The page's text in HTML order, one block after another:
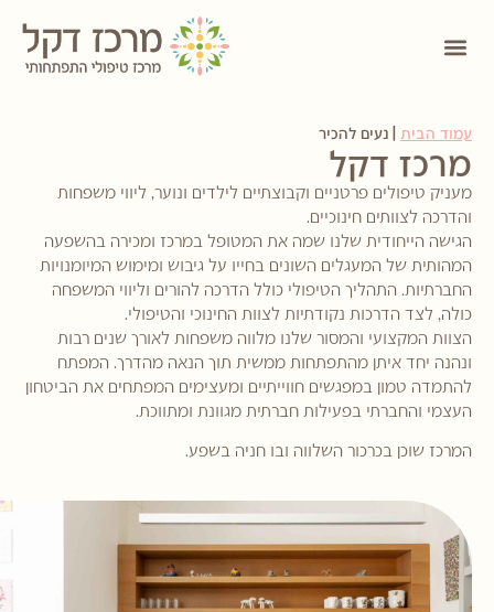
עמוד הבית נעים להכיר
מרכז דקל
מעניק טיפולים פרטניים וקבוצתיים לילדים ונוער, ליווי משפחות
והדרכה לצוותים חינוכיים.
הגישה הייחודית שלנו שמה את המטופל במרכז ומכירה בהשפעה
המהותית של המעגלים השונים בחייו על גיבוש ומימוש המיומנויות
החברתיות. התהליך הטיפולי כולל הדרכה להורים וליווי המשפחה
כולה, לצד הדרכות נקודתיות לצוות החינוכי והטיפולי.
הצוות המקצועי והמסור שלנו מלווה משפחות לאורך שנים רבות
ונהנה יחד איתן מהתפתחות ממשית תוך הנאה מהדרך. המפתח
להתמדה טמון במפגשים חווייתיים ומעצימים המפתחים את הביטחון
העצמי והחברתי בפעילות חברתית מגוונת ומתווכת.
המרכז שוכן בכרכור השלווה ובו חניה בשפע.